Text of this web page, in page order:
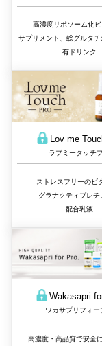
高濃度リポソーム化
サプリメント、総グルタ
有ドリンク
Lov me
ラブミータッチ
ストレスフリーのビ
グラナクティブレチ
配合乳液
Wakasapri
ワカサプリフォー
高濃度・高品質で安全